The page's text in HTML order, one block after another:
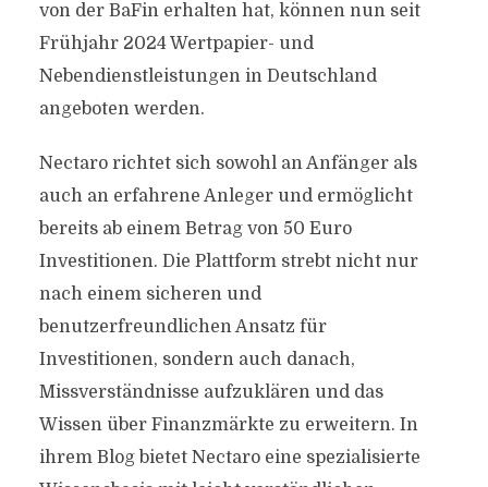
von der BaFin erhalten hat, können nun seit
Frühjahr 2024 Wertpapier- und
Nebendienstleistungen in Deutschland
angeboten werden.
Nectaro richtet sich sowohl an Anfänger als
auch an erfahrene Anleger und ermöglicht
bereits ab einem Betrag von 50 Euro
Investitionen. Die Plattform strebt nicht nur
nach einem sicheren und
benutzerfreundlichen Ansatz für
Investitionen, sondern auch danach,
Missverständnisse aufzuklären und das
Wissen über Finanzmärkte zu erweitern. In
ihrem Blog bietet Nectaro eine spezialisierte